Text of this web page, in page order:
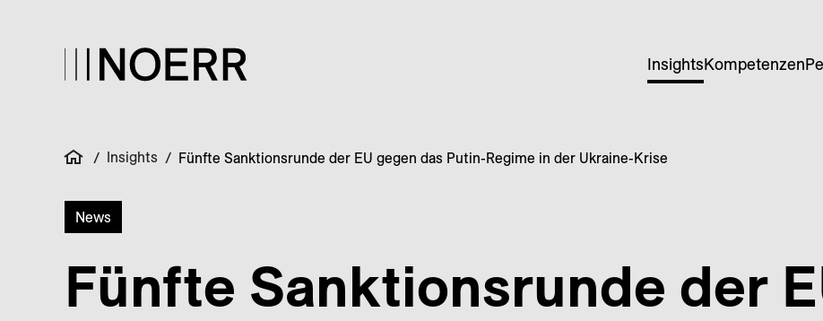
InsightsKompetenzen
/ Insights / Fünfte Sanktionsrunde der EU gegen das Putin-Regime in der Ukraine-Krise
News
Fünfte Sanktionsrunde der